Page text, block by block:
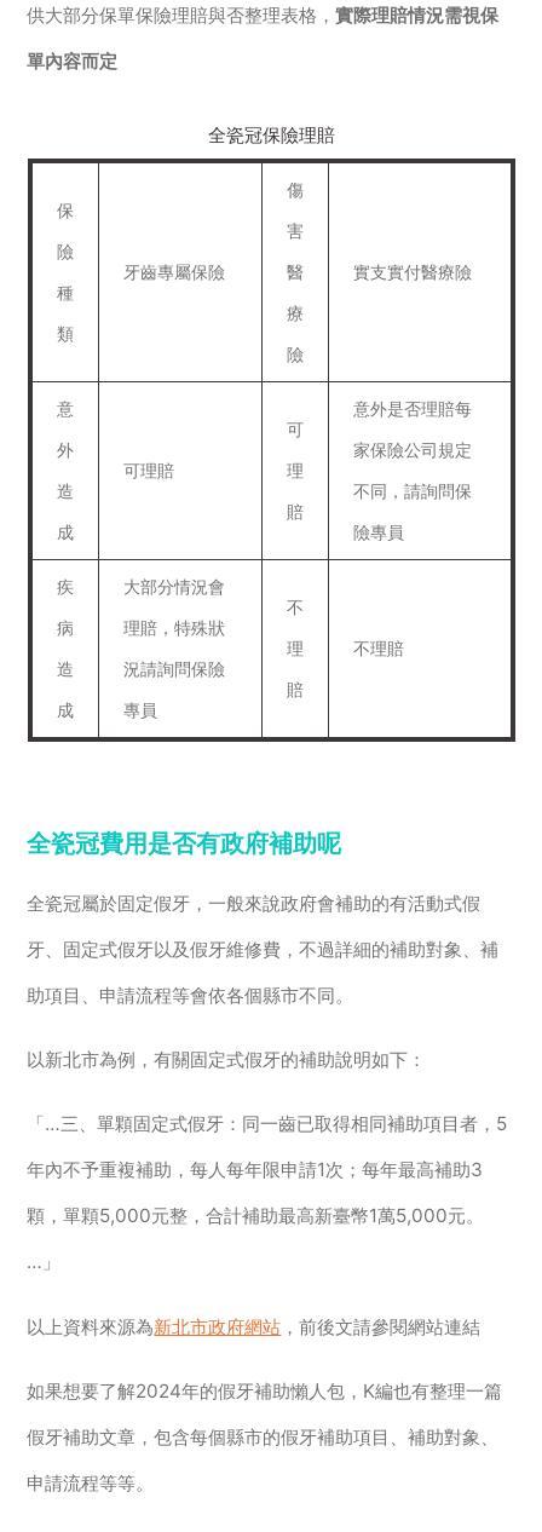
供大部分保單保險理賠與否整理表格，實際理賠情況需視保
單內容而定
全瓷冠保險理賠
保
險
種
類
牙齒專屬保險
傷
害
醫
療
險
實支實付醫療險
意
外
造
成
可理賠
可
理
賠
意外是否理賠每
家保險公司規定
不同，請詢問保
險專員
疾
病
造
成
大部分情況會
理賠，特殊狀
況請詢問保險
專員
不
理
賠
不理賠
全瓷冠費用是否有政府補助呢
全瓷冠屬於固定假牙，一般來說政府會補助的有活動式假
牙、固定式假牙以及假牙維修費，不過詳細的補助對象、補
助項目、申請流程等會依各個縣市不同。
以新北市為例，有關固定式假牙的補助說明如下：
「…三、單顆固定式假牙：同一齒已取得相同補助項目者，5
年內不予重複補助，每人每年限申請1次；每年最高補助3
顆，單顆5,000元整，合計補助最高新臺幣1萬5,000元。
…」
以上資料來源為新北市政府網站 ，前後文請參閱網站連結
如果想要了解2024年的假牙補助懶人包，K編也有整理一篇
假牙補助文章，包含每個縣市的假牙補助項目、補助對象、
申請流程等等。